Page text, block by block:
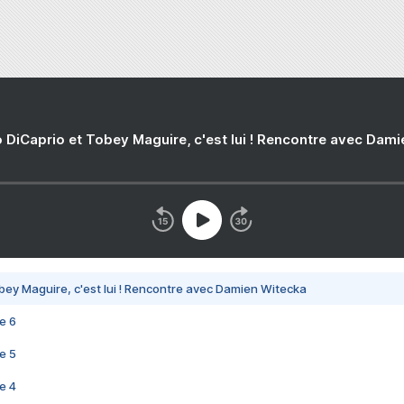
DiCaprio et Tobey Maguire, c'est lui ! Rencontre avec
Maguire, c'est lui ! Rencontre avec Damien Witecka
6
5
4